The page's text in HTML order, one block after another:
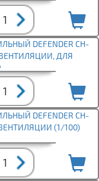
DEFENDER CH-
ДЛЯ
DEFENDER CH-
(1/100)